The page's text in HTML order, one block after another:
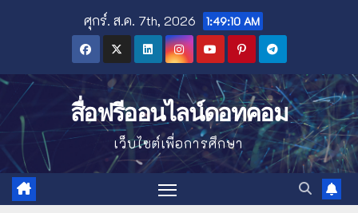
ศุกร์. ส.ค. 7th, 2026 1:49:12 AM
สื่อฟรีออนไลน์ดอทคอม
เว็บไซต์เพื่อการศึกษา